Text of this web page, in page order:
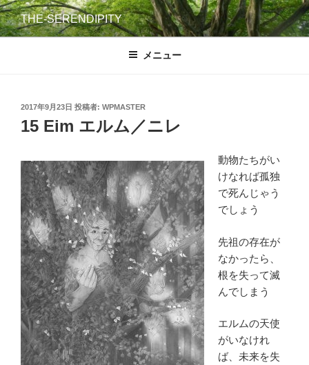
コ
ン
テ
THE-SERENDIPITY
メニュー
投
稿
日:
2017年9月23日 投稿者: WPMASTER
15 Eim エルム／ニレ
動物たちがい
けなれば孤独
で死んじゃう
でしょう
先祖の存在が
なかったら、
根を失って滅
んでしまう
エルムの天使
がいなけれ
ば、未来を失